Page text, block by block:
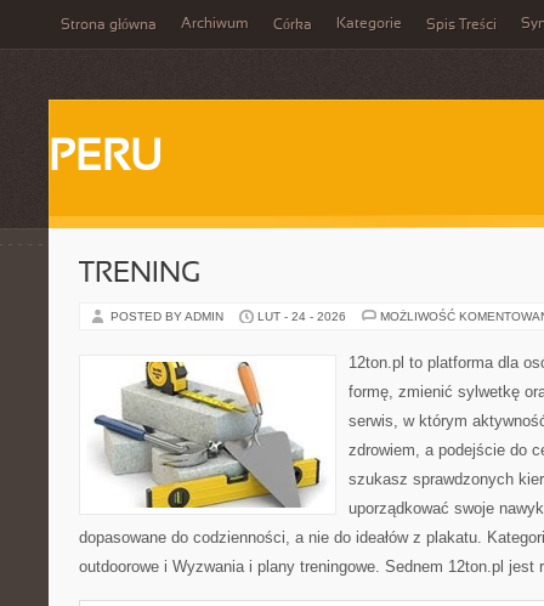
Strona główna Archiwum Córka Kategorie Spis Treści
PERU
TRENING
POSTED BY ADMIN LUT - 24 - 2026 MOŻLIWOŚĆ
12ton.pl to platforma dla
formę, zmienić sylwetkę
serwis, w którym
zdrowiem, a podejście do
szukasz sprawdzonych
uporządkować swoje
dopasowane do codzienności, a nie do ideałów z plakatu.
outdoorowe i Wyzwania i plany treningowe. Sednem 12ton.pl